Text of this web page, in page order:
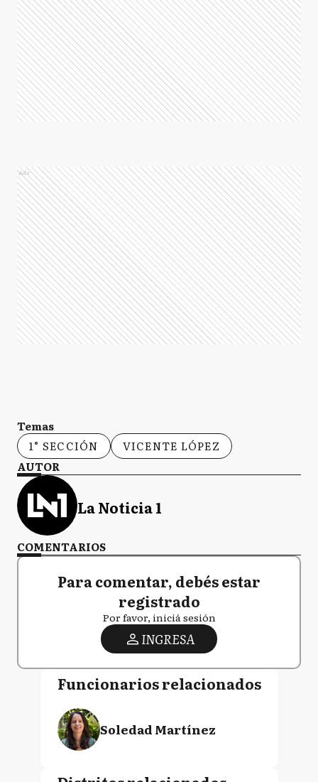
Ads
Temas
1° SECCIÓN
VICENTE LÓPEZ
AUTOR
La Noticia 1
COMENTARIOS
Para comentar, debés estar
registrado
Por favor, iniciá sesión
INGRESA
Funcionarios relacionados
Soledad Martínez